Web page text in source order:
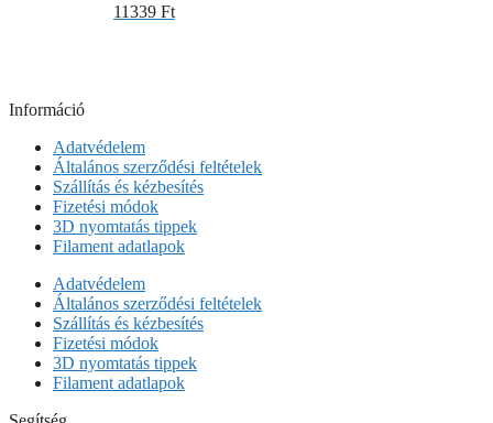
11339 Ft
Információ
Adatvédelem
Általános szerződési feltételek
Szállítás és kézbesítés
Fizetési módok
3D nyomtatás tippek
Filament adatlapok
Adatvédelem
Általános szerződési feltételek
Szállítás és kézbesítés
Fizetési módok
3D nyomtatás tippek
Filament adatlapok